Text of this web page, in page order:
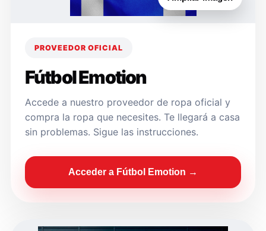
PROVEEDOR OFICIAL
Fútbol Emotion
Accede a nuestro proveedor de ropa oficial y
compra la ropa que necesites. Te llegará a casa
sin problemas. Sigue las instrucciones.
Acceder a Fútbol Emotion →